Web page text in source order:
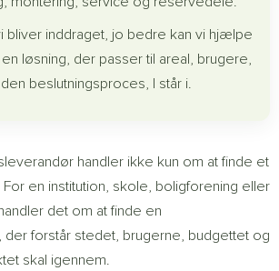
bliver inddraget, jo bedre kan vi hjælpe
løsning, der passer til areal, brugere,
beslutningsproces, I står i.
handler ikke kun om at finde et
en institution, skole, boligforening eller
det om at finde en
der forstår stedet, brugerne, budgettet og
skal igennem.